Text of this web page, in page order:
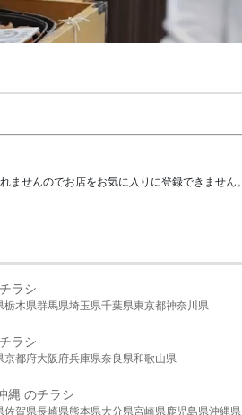
せんのでお店をお気に入りに登録できません。
ラシ
栃木県群馬県埼玉県千葉県東京都神奈川県
ラシ
京都府大阪府兵庫県奈良県和歌山県
縄 のチラシ
佐賀県長崎県熊本県大分県宮崎県鹿児島県沖縄県